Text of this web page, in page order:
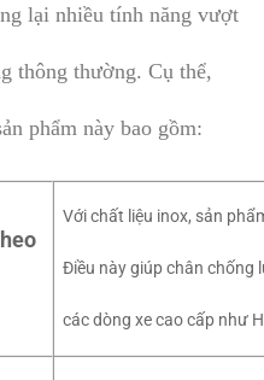
lại nhiều tính năng vượt
thông thường. Cụ thể,
phẩm này bao gồm:
Với chất liệu inox, sản
Điều này giúp chân chống
các dòng xe cao cấp như